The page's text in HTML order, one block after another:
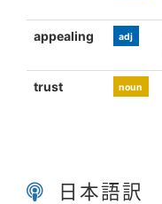
appealing adj
trust noun
日本語訳